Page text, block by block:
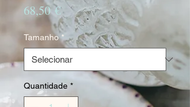
68,50 €Preço
Tamanho *
Quantidade *